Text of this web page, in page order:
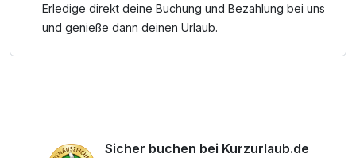
Erledige direkt deine Buchung und Bezahlung bei uns
und genieße dann deinen Urlaub.
Sicher buchen bei Kurzurlaub.de